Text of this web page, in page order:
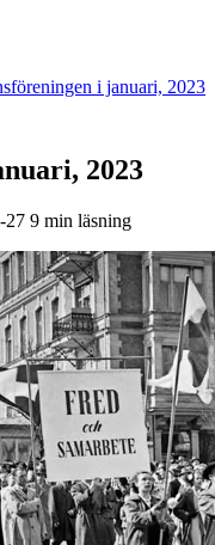
i januari, 2023
2023
27 9 min läsning